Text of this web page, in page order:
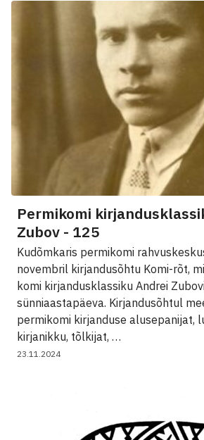
Permikomi
Zubov - 125
Kudõmkaris permikomi
novembril kirjandusõhtu Komi-rõt,
komi kirjandusklassiku Andrei
sünniaastapäeva. Kirjandusõhtul
permikomi kirjanduse alusepanijat,
kirjanikku, tõlkijat, …
23.11.2024